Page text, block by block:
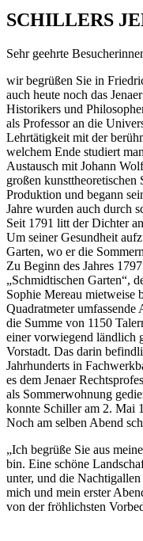
SCHILLERS
Sehr geehrte
wir begrüßen Sie in
auch heute noch das
Historikers und
als Professor an die
Lehrtätigkeit mit der
welchem Ende studiert
Austausch mit Johann
großen kunsttheoretischen
Produktion und begann
Jahre wurden auch durch
Seit 1791 litt der Dichter
Um seiner Gesundheit
Garten, wo er die
Zu Beginn des Jahres
„Schmidtischen Garten“,
Sophie Mereau mietweise
Quadratmeter
die Summe von 1150
einer vorwiegend ländlich
Vorstadt. Das darin
Jahrhunderts in
es dem Jenaer
als Sommerwohnung
konnte Schiller am 2. Mai
Noch am selben Abend
„Ich begrüße Sie aus
bin. Eine schöne
unter, und die
mich und mein erster
von der fröhlichsten